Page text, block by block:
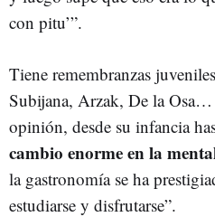
con pitu’”.
Tiene remembranzas
Subijana, Arzak, De la Osa…
opinión, desde su infancia
cambio enorme en la
la gastronomía se ha
estudiarse y disfrutarse”.